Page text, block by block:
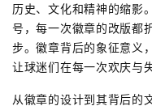
历史、文化和精神的缩影
号，每一次徽章的改版都
步。徽章背后的象征意义
让球迷们在每一次欢庆与
从徽章的设计到其背后的